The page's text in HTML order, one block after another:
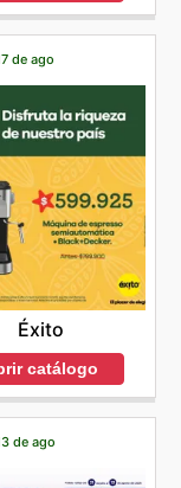
de ago
Éxito
catálogo
de ago